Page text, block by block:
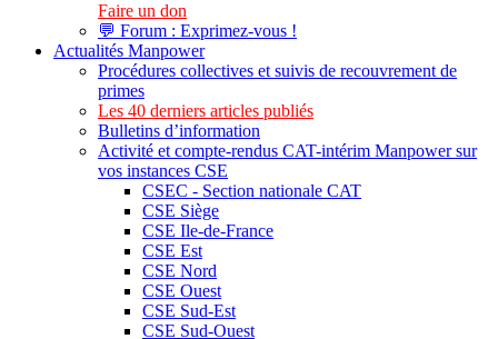
Faire un don
💬 Forum : Exprimez-vous !
Actualités Manpower
Procédures collectives et suivis de recouvrement de
primes
Les 40 derniers articles publiés
Bulletins d’information
Activité et compte-rendus CAT-intérim Manpower sur
vos instances CSE
CSEC - Section nationale CAT
CSE Siège
CSE Ile-de-France
CSE Est
CSE Nord
CSE Ouest
CSE Sud-Est
CSE Sud-Ouest